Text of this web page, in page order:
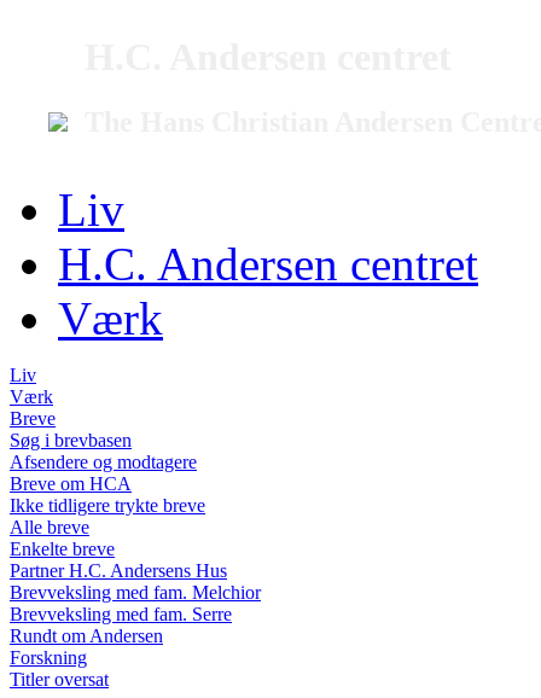
Liv
H.C. Andersen centret
Værk
Liv
Værk
Breve
Søg i brevbasen
Afsendere og modtagere
Breve om HCA
Ikke tidligere trykte breve
Alle breve
Enkelte breve
Partner H.C. Andersens Hus
Brevveksling med fam. Melchior
Brevveksling med fam. Serre
Rundt om Andersen
Forskning
Titler oversat